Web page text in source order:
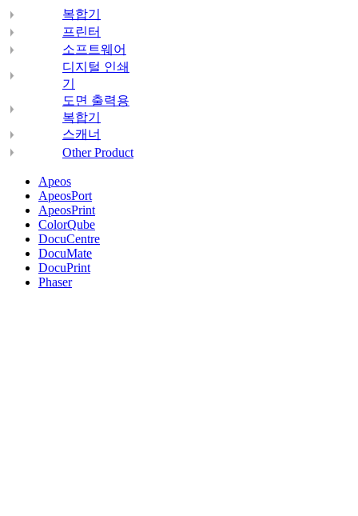
복합기
프린터
소프트웨어
디지털 인쇄
기
도면 출력용
복합기
스캐너
Other Product
Apeos
ApeosPort
ApeosPrint
ColorQube
DocuCentre
DocuMate
DocuPrint
Phaser